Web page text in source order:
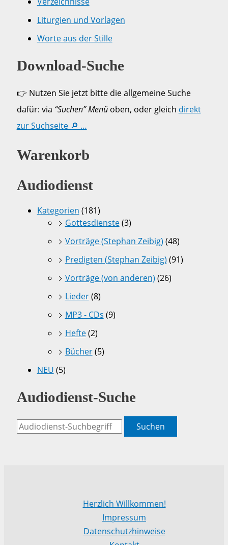
Liturgien und Vorlagen
Worte aus der Stille
Download-Suche
👉 Nutzen Sie jetzt bitte die allgemeine Suche
dafür: via “Suchen” Menüoben, oder gleich direkt
zur Suchseite 🔎 …
Warenkorb
Audiodienst
Kategorien (181)
Gottesdienste(3)
Vorträge (Stephan Zeibig) (48)
Predigten (Stephan Zeibig) (91)
Vorträge (von anderen) (26)
Lieder(8)
MP3 - CDs (9)
Hefte(2)
Bücher(5)
NEU (5)
Audiodienst-Suche
Suchen
Herzlich Willkommen!
Impressum
Datenschutzhinweise